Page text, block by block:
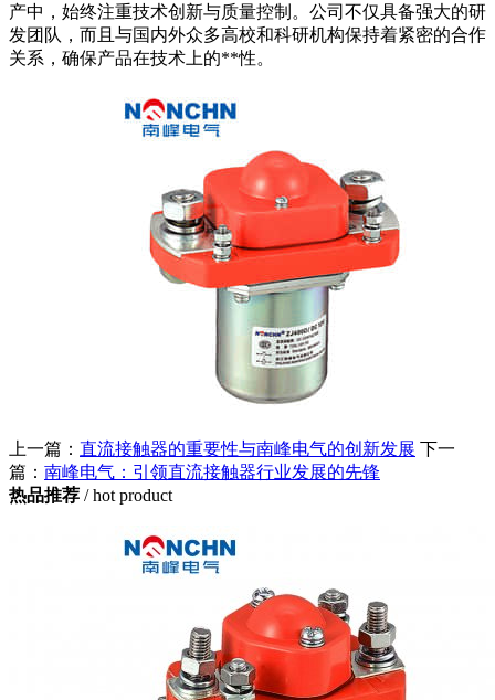
产中，始终注重技术创新与质量控制。公司不仅具备强大的研
发团队，而且与国内外众多高校和科研机构保持着紧密的合作
关系，确保产品在技术上的**性。
上一篇： 直流接触器的重要性与南峰电气的创新发展 下一
篇： 南峰电气：引领直流接触器行业发展的先锋
热品推荐 / hot product